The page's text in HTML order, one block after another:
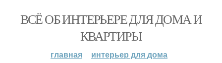
ВСЁ ОБ ИНТЕРЬЕРЕ ДЛЯ ДОМА И
КВАРТИРЫ
главная
интерьер для дома